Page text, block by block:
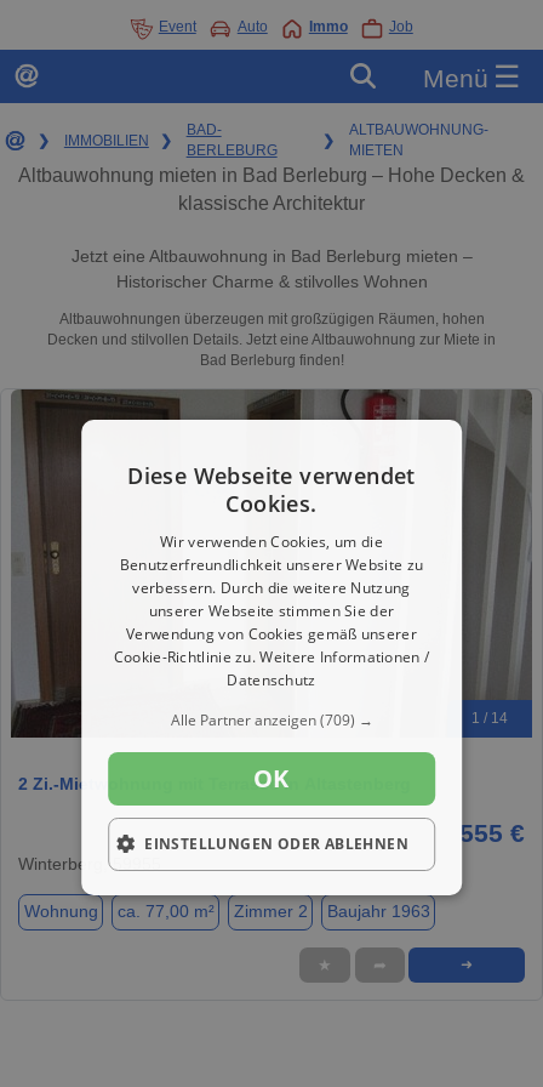
Event Auto Immo Job
Menü ☰
❯ IMMOBILIEN ❯
BAD-
BERLEBURG
❯
ALTBAUWOHNUNG-
MIETEN
Altbauwohnung mieten in Bad Berleburg – Hohe Decken &
klassische Architektur
Jetzt eine Altbauwohnung in Bad Berleburg mieten –
Historischer Charme & stilvolles Wohnen
Altbauwohnungen überzeugen mit großzügigen Räumen, hohen
Decken und stilvollen Details. Jetzt eine Altbauwohnung zur Miete in
Bad Berleburg finden!
1 / 14
2 Zi.-Mietwohnung mit Terrasse in Altastenberg
555 €
Winterberg, 59955
Wohnung ca. 77,00 m² Zimmer 2 Baujahr 1963
★ ➦ ➜
Diese Webseite verwendet
Cookies.
Wir verwenden Cookies, um die
Benutzerfreundlichkeit unserer Website zu
verbessern. Durch die weitere Nutzung
unserer Webseite stimmen Sie der
Verwendung von Cookies gemäß unserer
Cookie-Richtlinie zu.Weitere Informationen /
Datenschutz
Alle Partner anzeigen(709) →
OK
EINSTELLUNGEN ODER ABLEHNEN